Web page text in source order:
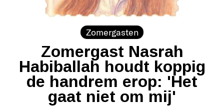
Zomergasten
Zomergast Nasrah
Habiballah houdt koppig
de handrem erop: 'Het
gaat niet om mij'